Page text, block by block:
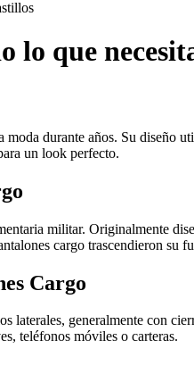
lo que
durante años. Su diseño
un look perfecto.
militar. Originalmente
cargo trascendieron
Cargo
laterales, generalmente con
teléfonos móviles o carteras.